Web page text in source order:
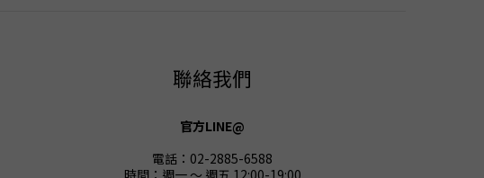
聯絡我們
官方LINE@
電話：02-2885-6588